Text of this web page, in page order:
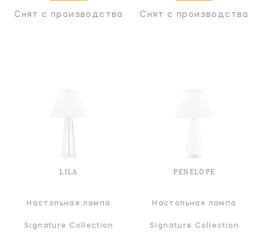
Снят с производства Снят с производства
LILA
Настольная лампа
Signature Collection
PENELOPE
Настольная лампа
Signature Collection